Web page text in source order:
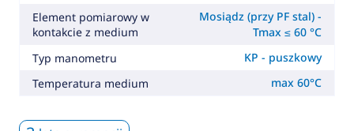
Element pomiarowy w
kontakcie z medium
Mosiądz (przy PF stal) -
Tmax ≤ 60 °C
Typ manometru
KP - puszkowy
Temperatura medium
max 60°C